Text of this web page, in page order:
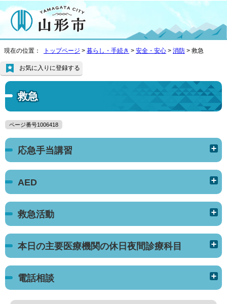
現在の位置： トップページ > 暮らし・手続き > 安全・安心 > 消防 > 救急
救急
お気に入りに登録する
ページ番号1006418
応急手当講習
AED
救急活動
本日の主要医療機関の休日夜間診療科目
電話相談